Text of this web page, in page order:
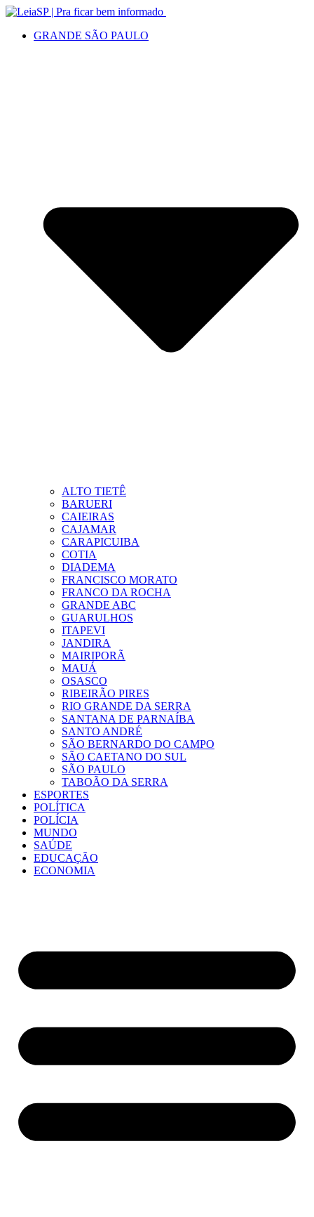
GRANDE SÃO PAULO
ALTO TIETÊ
BARUERI
CAIEIRAS
CAJAMAR
CARAPICUIBA
COTIA
DIADEMA
FRANCISCO MORATO
FRANCO DA ROCHA
GRANDE ABC
GUARULHOS
ITAPEVI
JANDIRA
MAIRIPORÃ
MAUÁ
OSASCO
RIBEIRÃO PIRES
RIO GRANDE DA SERRA
SANTANA DE PARNAÍBA
SANTO ANDRÉ
SÃO BERNARDO DO CAMPO
SÃO CAETANO DO SUL
SÃO PAULO
TABOÃO DA SERRA
ESPORTES
POLÍTICA
POLÍCIA
MUNDO
SAÚDE
EDUCAÇÃO
ECONOMIA